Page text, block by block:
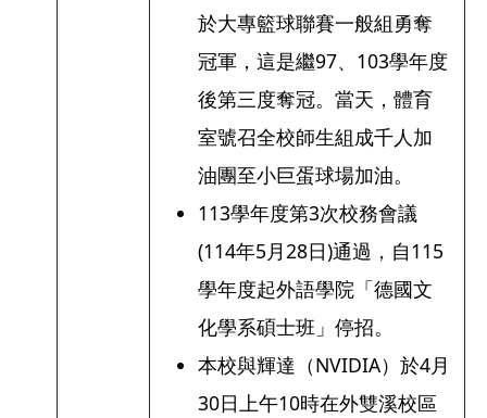
於大專籃球聯賽一般組勇奪
冠軍，這是繼97、103學年度
後第三度奪冠。當天，體育
室號召全校師生組成千人加
油團至小巨蛋球場加油。
113學年度第3次校務會議
(114年5月28日)通過，自115
學年度起外語學院「德國文
化學系碩士班」停招。
本校與輝達（NVIDIA）於4月
30日上午10時在外雙溪校區